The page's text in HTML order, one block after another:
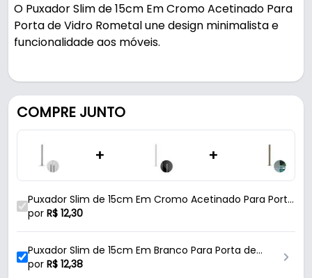
O Puxador Slim de 15cm Em Cromo Acetinado Para
Porta de Vidro Rometal une design minimalista e
funcionalidade aos móveis.
em portas e janelas.
Fabricado em Zamac com acabamento acetinado,
é resistente e durável no uso diário. A fixação é feita
por autocolante - fita 3m.
Características:
- Marca: Rometal
- Material: Zamac
- Acabamento: Acetinado
COMPRE JUNTO
+ +
Puxador Slim de 15cm Em Cromo Acetinado Para Porta
de Vidro Rometal
por R$ 12,30
Puxador Slim de 15cm Em Branco Para Porta de
Vidro Rometal
por R$ 12,38